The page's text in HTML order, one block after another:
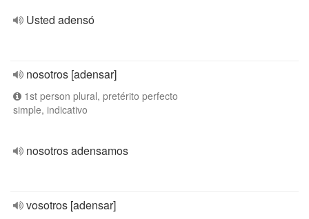
Usted adensó
nosotros [adensar]
1st person plural, pretérito perfecto
simple, indicativo
nosotros adensamos
vosotros [adensar]